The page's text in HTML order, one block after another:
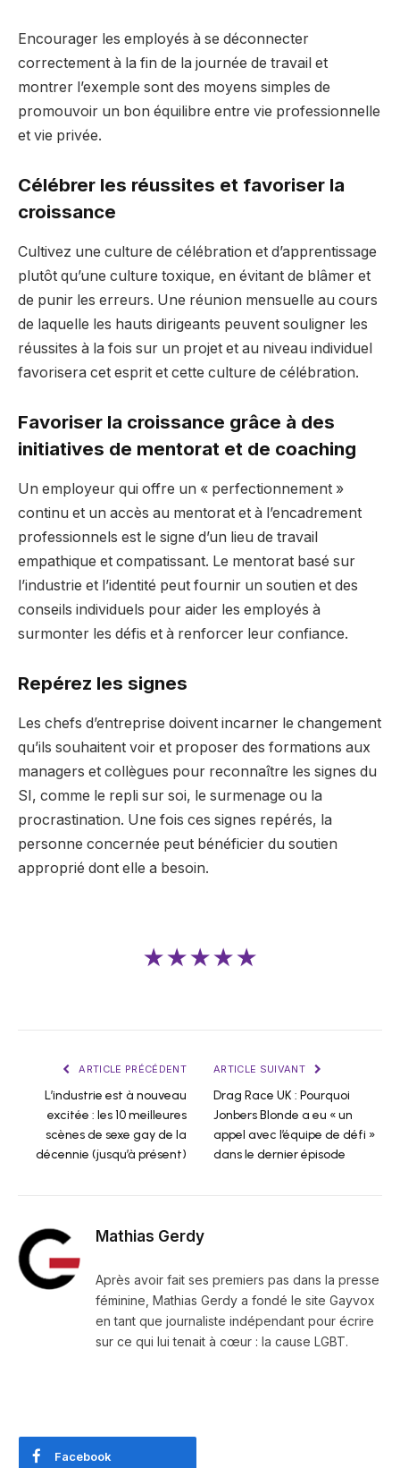
Encourager les employés à se déconnecter
correctement à la fin de la journée de travail et
montrer l’exemple sont des moyens simples de
promouvoir un bon équilibre entre vie professionnelle
et vie privée.
Célébrer les réussites et favoriser la
croissance
Cultivez une culture de célébration et d’apprentissage
plutôt qu’une culture toxique, en évitant de blâmer et
de punir les erreurs. Une réunion mensuelle au cours
de laquelle les hauts dirigeants peuvent souligner les
réussites à la fois sur un projet et au niveau individuel
favorisera cet esprit et cette culture de célébration.
Favoriser la croissance grâce à des
initiatives de mentorat et de coaching
Un employeur qui offre un « perfectionnement »
continu et un accès au mentorat et à l’encadrement
professionnels est le signe d’un lieu de travail
empathique et compatissant. Le mentorat basé sur
l’industrie et l’identité peut fournir un soutien et des
conseils individuels pour aider les employés à
surmonter les défis et à renforcer leur confiance.
Repérez les signes
Les chefs d’entreprise doivent incarner le changement
qu’ils souhaitent voir et proposer des formations aux
managers et collègues pour reconnaître les signes du
SI, comme le repli sur soi, le surmenage ou la
procrastination. Une fois ces signes repérés, la
personne concernée peut bénéficier du soutien
approprié dont elle a besoin.
★★★★★
ARTICLE PRÉCÉDENT
L’industrie est à nouveau
excitée : les 10 meilleures
scènes de sexe gay de la
décennie (jusqu’à présent)
ARTICLE SUIVANT
Drag Race UK : Pourquoi
Jonbers Blonde a eu « un
appel avec l’équipe de défi »
dans le dernier épisode
Mathias Gerdy
Après avoir fait ses premiers pas dans la presse
féminine, Mathias Gerdy a fondé le site Gayvox
en tant que journaliste indépendant pour écrire
sur ce qui lui tenait à cœur : la cause LGBT.
Facebook